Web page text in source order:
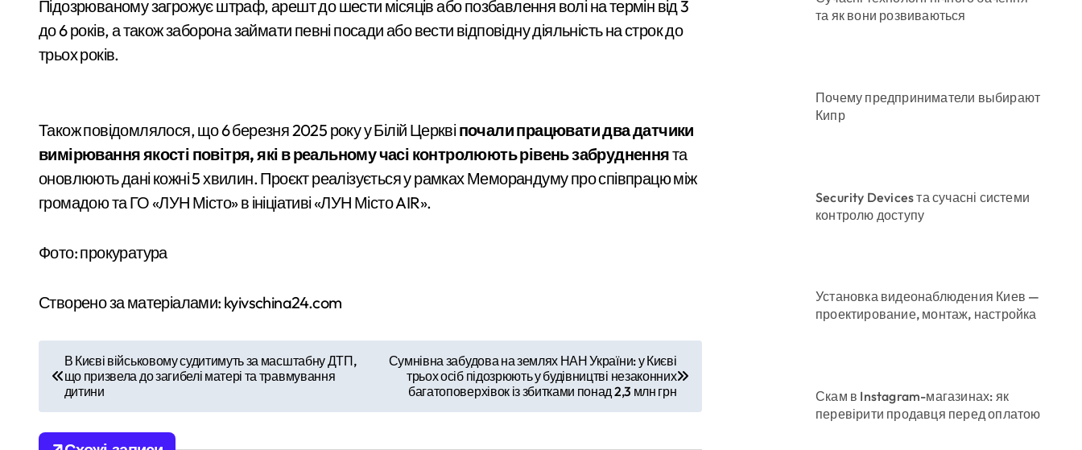
Підозрюваному загрожує штраф, арешт до шести місяців або позбавлення волі на термін від 3
до 6 років, а також заборона займати певні посади або вести відповідну діяльність на строк до
трьох років.
Також повідомлялося, що 6 березня 2025 року у Білій Церквіпочали працювати два датчики
вимірювання якості повітря, які в реальному часі контролюють рівень забрудненнята
оновлюють дані кожні 5 хвилин. Проєкт реалізується у рамках Меморандуму про співпрацю між
громадою та ГО «ЛУН Місто» в ініціативі «ЛУН Місто AIR».
Фото: прокуратура
Створено за матеріалами: kyivschina24.com
в
В Києві військовому судитимуть за масштабну ДТП,
що призвела до загибелі матері та травмування
дитини
Сумнівна забудова на землях НАН України: у Києві
трьох осіб підозрюють у будівництві незаконних
багатоповерхівок із збитками понад 2,3 млн грн
та як вони розвиваються
Почему предприниматели выбирают
Кипр
Security Devices та сучасні системи
контролю доступу
Установка видеонаблюдения Киев —
проектирование, монтаж, настройка
Скам в Instagram-магазинах: як
перевірити продавця перед оплатою